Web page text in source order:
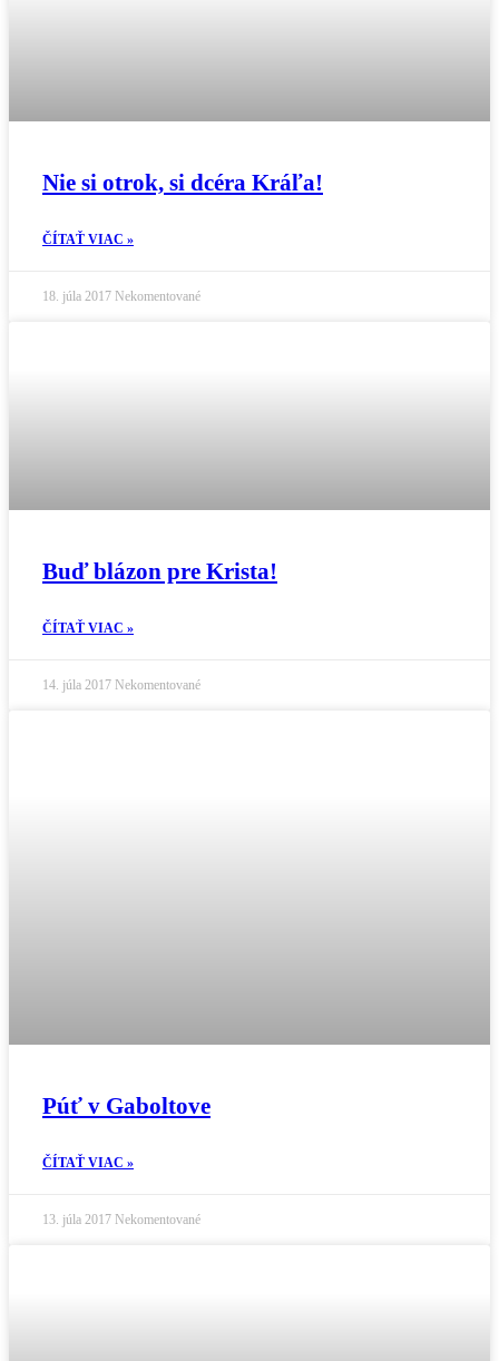
Nie si otrok, si dcéra Kráľa!
ČÍTAŤ VIAC »
18. júla 2017 Nekomentované
Buď blázon pre Krista!
ČÍTAŤ VIAC »
14. júla 2017 Nekomentované
Púť v Gaboltove
ČÍTAŤ VIAC »
13. júla 2017 Nekomentované